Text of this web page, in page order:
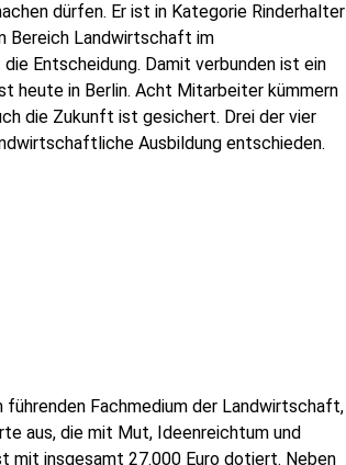
dürfen. Er ist in Kategorie Rinderhalter
Bereich Landwirtschaft im
Entscheidung. Damit verbunden ist ein
heute in Berlin. Acht Mitarbeiter kümmern
die Zukunft ist gesichert. Drei der vier
Ausbildung entschieden.
führenden Fachmedium der Landwirtschaft,
aus, die mit Mut, Ideenreichtum und
mit insgesamt 27.000 Euro dotiert. Neben